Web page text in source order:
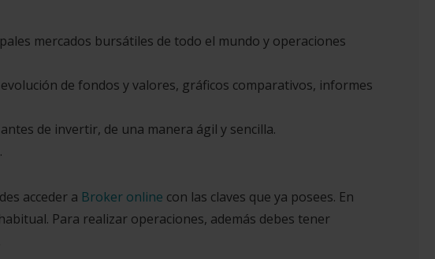
mercados bursátiles de todo el mundo y operaciones
de fondos y valores, gráficos comparativos, informes
de invertir, de una manera ágil y sencilla.
acceder a Broker online con las claves que ya posees. En
Para realizar operaciones, además debes tener